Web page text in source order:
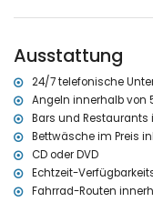
Mehr Info
nächste(s) Ufer oder
Kilometern der Villa)
nächster Strand: Cala
Kilometern der Villa)
nächster Hafen:
der Villa)
nächster Park: La
Villa)
nächster Flughafen:
Ausstattung
24/7 telefonische
Angeln innerhalb von
Bars und Restaurants
Bettwäsche im Preis
CD oder DVD
Echtzeit-
Fahrrad-Routen